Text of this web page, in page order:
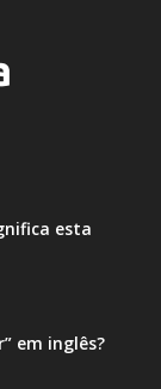
esta
em inglês?